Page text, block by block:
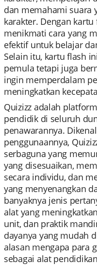
dan memahami suara
karakter. Dengan
menikmati cara yang
efektif untuk belajar
Selain itu, kartu flash
pemula tetapi juga
ingin memperdalam
meningkatkan
Quizizz adalah
pendidik di seluruh
penawarannya.
penggunaannya,
serbaguna yang
yang disesuaikan,
secara individu, dan
yang menyenangkan
banyaknya jenis
alat yang
unit, dan praktik
dayanya yang mudah
alasan mengapa para
sebagai alat